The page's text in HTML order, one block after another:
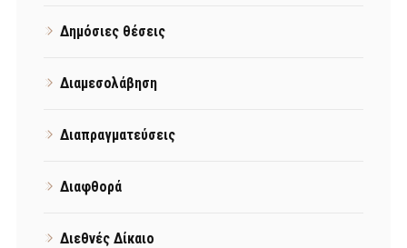
Δημόσιες θέσεις
Διαμεσολάβηση
Διαπραγματεύσεις
Διαφθορά
Διεθνές Δίκαιο